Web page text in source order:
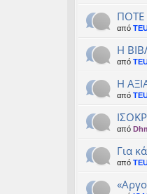
ΠΟΤΕ
από
Η
από
Η
από
από
Για
από